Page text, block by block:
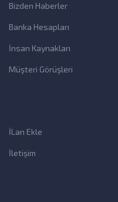
Bizden Haberler
Banka Hesapları
İnsan Kaynakları
Müşteri Görüşleri
İLan Ekle
İletişim